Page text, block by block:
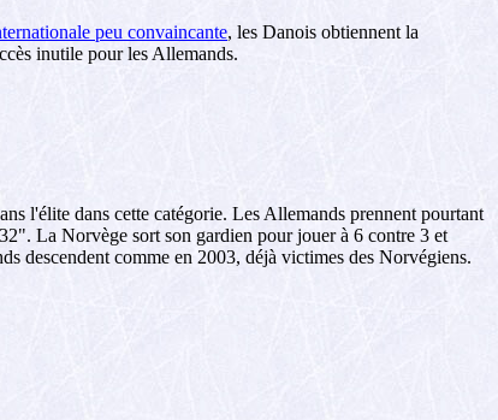
peu convaincante, les Danois obtiennent la
inutile pour les Allemands.
l'élite dans cette catégorie. Les Allemands prennent pourtant
La Norvège sort son gardien pour jouer à 6 contre 3 et
descendent comme en 2003, déjà victimes des Norvégiens.